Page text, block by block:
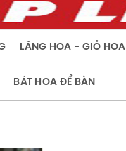
LÃNG HOA - GIỎ HOA
BÁT HOA ĐỂ BÀN